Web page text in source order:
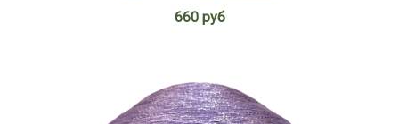
660 руб